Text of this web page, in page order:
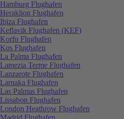
Hamburg Flughafen
Heraklion Flughafen
Ibiza Flughafen
Keflavik Flughafen (KEF)
Korfu Flughafen
Kos Flughafen
La Palma Flughafen
Lamezia Terme Flughafen
Lanzarote Flughafen
Larnaka Flughafen
Las Palmas Flughafen
Lissabon Flughafen
London Heathrow Flughafen
Madrid Flughafen